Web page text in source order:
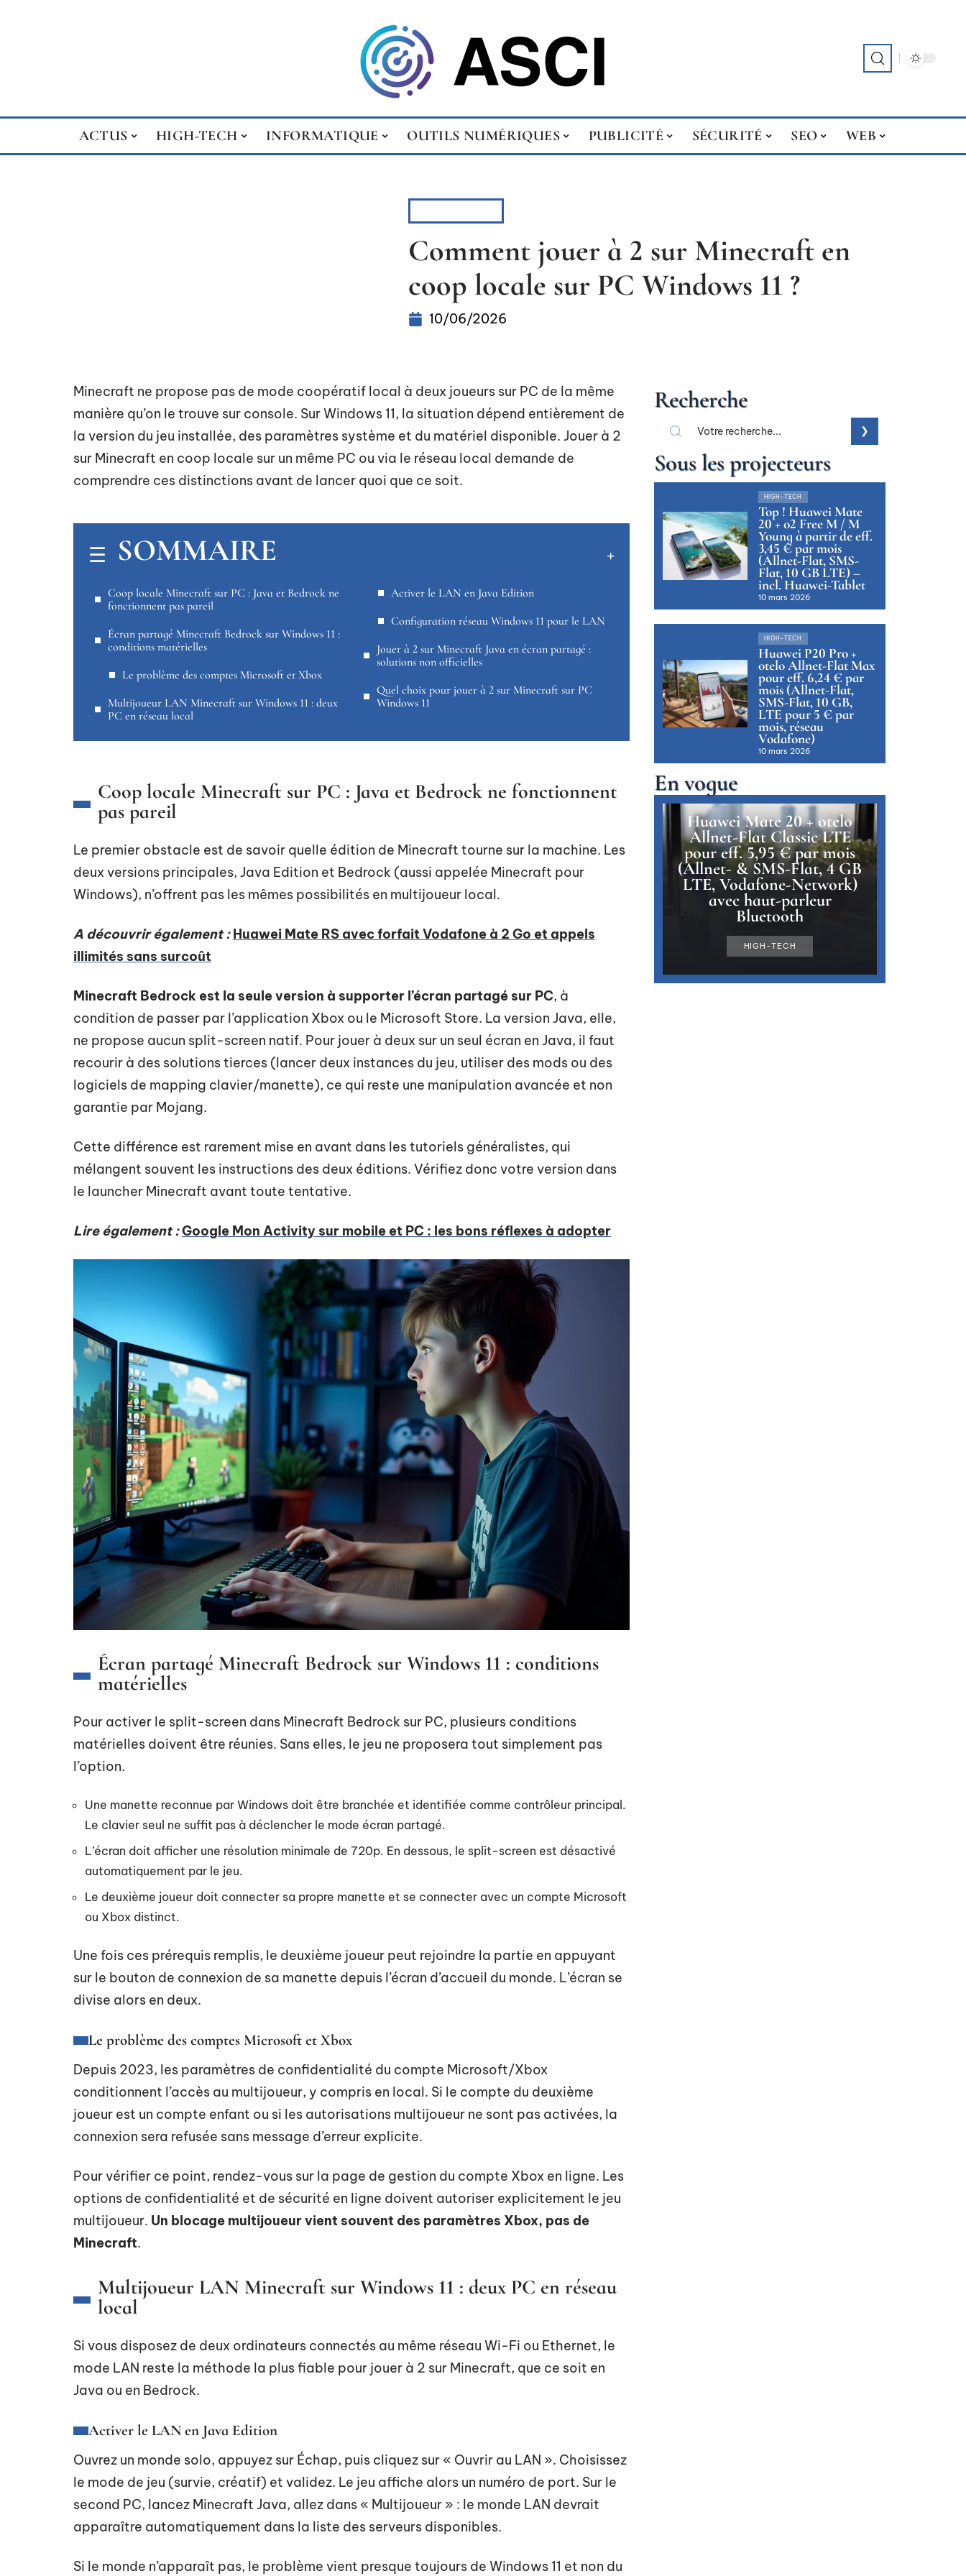
ACTUS HIGH-TECH INFORMATIQUE OUTILS NUMÉRIQUES PUBLICITÉ SÉCURITÉ SEO WEB
Comment jouer à 2 sur Minecraft en
coop locale sur PC Windows 11 ?
10/06/2026
Minecraft ne propose pas de mode coopératif local à deux joueurs sur PC de la même
manière qu’on le trouve sur console. Sur Windows 11, la situation dépend entièrement de
la version du jeu installée, des paramètres système et du matériel disponible. Jouer à 2
sur Minecraft en coop locale sur un même PC ou via le réseau local demande de
comprendre ces distinctions avant de lancer quoi que ce soit.
SOMMAIRE
Coop locale Minecraft sur PC : Java et Bedrock ne
fonctionnent pas pareil
Écran partagé Minecraft Bedrock sur Windows 11 :
conditions matérielles
Le problème des comptes Microsoft et Xbox
Multijoueur LAN Minecraft sur Windows 11 : deux
PC en réseau local
Activer le LAN en Java Edition
Configuration réseau Windows 11 pour le LAN
Jouer à 2 sur Minecraft Java en écran partagé :
solutions non officielles
Quel choix pour jouer à 2 sur Minecraft sur PC
Windows 11
Coop locale Minecraft sur PC : Java et Bedrock ne fonctionnent
pas pareil
Le premier obstacle est de savoir quelle édition de Minecraft tourne sur la machine. Les
deux versions principales, Java Edition et Bedrock (aussi appelée Minecraft pour
Windows), n’offrent pas les mêmes possibilités en multijoueur local.
A découvrir également : Huawei Mate RS avec forfait Vodafone à 2 Go et appels
illimités sans surcoût
Minecraft Bedrock est la seule version à supporter l’écran partagé sur PC, à
condition de passer par l’application Xbox ou le Microsoft Store. La version Java, elle,
ne propose aucun split-screen natif. Pour jouer à deux sur un seul écran en Java, il faut
recourir à des solutions tierces (lancer deux instances du jeu, utiliser des mods ou des
logiciels de mapping clavier/manette), ce qui reste une manipulation avancée et non
garantie par Mojang.
Cette différence est rarement mise en avant dans les tutoriels généralistes, qui
mélangent souvent les instructions des deux éditions. Vérifiez donc votre version dans
le launcher Minecraft avant toute tentative.
Lire également :Google Mon Activity sur mobile et PC : les bons réflexes à adopter
Écran partagé Minecraft Bedrock sur Windows 11 : conditions
matérielles
Pour activer le split-screen dans Minecraft Bedrock sur PC, plusieurs conditions
matérielles doivent être réunies. Sans elles, le jeu ne proposera tout simplement pas
l’option.
Une manette reconnue par Windows doit être branchée et identifiée comme contrôleur principal.
Le clavier seul ne suffit pas à déclencher le mode écran partagé.
L’écran doit afficher une résolution minimale de 720p. En dessous, le split-screen est désactivé
automatiquement par le jeu.
Le deuxième joueur doit connecter sa propre manette et se connecter avec un compte Microsoft
ou Xbox distinct.
Une fois ces prérequis remplis, le deuxième joueur peut rejoindre la partie en appuyant
sur le bouton de connexion de sa manette depuis l’écran d’accueil du monde. L’écran se
divise alors en deux.
Le problème des comptes Microsoft et Xbox
Depuis 2023, les paramètres de confidentialité du compte Microsoft/Xbox
conditionnent l’accès au multijoueur, y compris en local. Si le compte du deuxième
joueur est un compte enfant ou si les autorisations multijoueur ne sont pas activées, la
connexion sera refusée sans message d’erreur explicite.
Pour vérifier ce point, rendez-vous sur la page de gestion du compte Xbox en ligne. Les
options de confidentialité et de sécurité en ligne doivent autoriser explicitement le jeu
multijoueur. Un blocage multijoueur vient souvent des paramètres Xbox, pas de
Minecraft.
Multijoueur LAN Minecraft sur Windows 11 : deux PC en réseau
local
Si vous disposez de deux ordinateurs connectés au même réseau Wi-Fi ou Ethernet, le
mode LAN reste la méthode la plus fiable pour jouer à 2 sur Minecraft, que ce soit en
Java ou en Bedrock.
Activer le LAN en Java Edition
Ouvrez un monde solo, appuyez sur Échap, puis cliquez sur « Ouvrir au LAN ». Choisissez
le mode de jeu (survie, créatif) et validez. Le jeu affiche alors un numéro de port. Sur le
second PC, lancez Minecraft Java, allez dans « Multijoueur » : le monde LAN devrait
apparaître automatiquement dans la liste des serveurs disponibles.
Si le monde n’apparaît pas, le problème vient presque toujours de Windows 11 et non du
Recherche
Sous les projecteurs
HIGH-TECH
Top ! Huawei Mate
20 + o2 Free M / M
Young à partir de eff.
3,45 € par mois
(Allnet-Flat, SMS-
Flat, 10 GB LTE) –
incl. Huawei-Tablet
10 mars 2026
HIGH-TECH
Huawei P20 Pro +
otelo Allnet-Flat Max
pour eff. 6,24 € par
mois (Allnet-Flat,
SMS-Flat, 10 GB,
LTE pour 5 € par
mois, réseau
Vodafone)
10 mars 2026
En vogue
Huawei Mate 20 + otelo
Allnet-Flat Classic LTE
pour eff. 5,95 € par mois
(Allnet- & SMS-Flat, 4 GB
LTE, Vodafone-Network)
avec haut-parleur
Bluetooth
HIGH-TECH